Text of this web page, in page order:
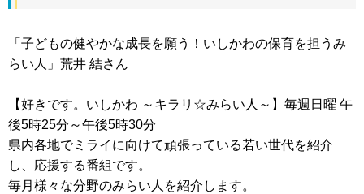
「子どもの健やかな成長を願う！いしかわの保育を担うみ
らい人」荒井 結さん
【好きです。いしかわ ～キラリ☆みらい人～】毎週日曜 午
後5時25分～午後5時30分
県内各地でミライに向けて頑張っている若い世代を紹介
し、応援する番組です。
毎月様々な分野のみらい人を紹介します。